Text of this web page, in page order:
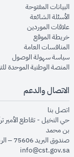
البيانات المفتوحةwindow
الأسئلة الشائعةwindow
علاقات الموردينwindow
خريطة الموقعwindow
المنافسات العامةwindow
سياسة سهولة الوصول
المنصة الوطنية الموحدة
الاتصال والدعم
اتصل بنا
حي النخيل - تقاطع الأمير
بن محمد
صندوق البريد 75606 – الرياض 11588
info@cst.gov.sa